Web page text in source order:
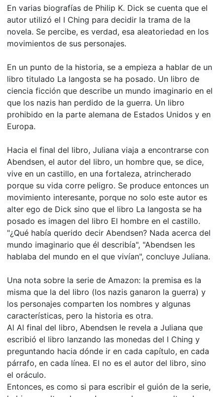
En varias biografías de Philip K. Dick se cuenta que el
autor utilizó el I Ching para decidir la trama de la
novela. Se percibe, es verdad, esa aleatoriedad en los
movimientos de sus personajes.
En un punto de la historia, se a empieza a hablar de un
libro titulado La langosta se ha posado. Un libro de
ciencia ficción que describe un mundo imaginario en el
que los nazis han perdido de la guerra. Un libro
prohibido en la parte alemana de Estados Unidos y en
Europa.
Hacia el final del libro, Juliana viaja a encontrarse con
Abendsen, el autor del libro, un hombre que, se dice,
vive en un castillo, en una fortaleza, atrincherado
porque su vida corre peligro. Se produce entonces un
movimiento interesante, porque no solo este autor es
alter ego de Dick sino que el libro La langosta se ha
posado es imagen del libro El hombre en el castillo.
"¿Qué había querido decir Abendsen? Nada acerca del
mundo imaginario que él describía", "Abendsen les
hablaba del mundo en el que vivían", concluye Juliana.
Una nota sobre la serie de Amazon: la premisa es la
misma que la del libro (los nazis ganaron la guerra) y
los personajes comparten los nombres y algunas
características, pero la historia es otra.
Al Al final del libro, Abendsen le revela a Juliana que
escribió el libro lanzando las monedas del I Ching y
preguntando hacia dónde ir en cada capítulo, en cada
párrafo, en cada línea. El no es el autor del libro, sino
el oráculo.
Entonces, es como si para escribir el guión de la serie,